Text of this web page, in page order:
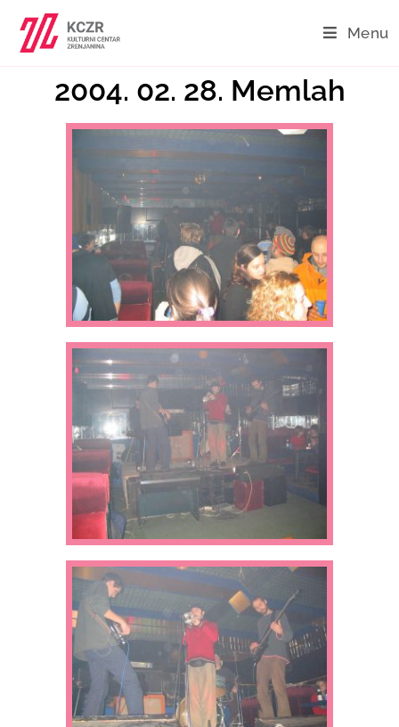
Menu
2004. 02. 28. Memlah